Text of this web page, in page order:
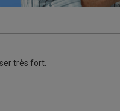
très fort.